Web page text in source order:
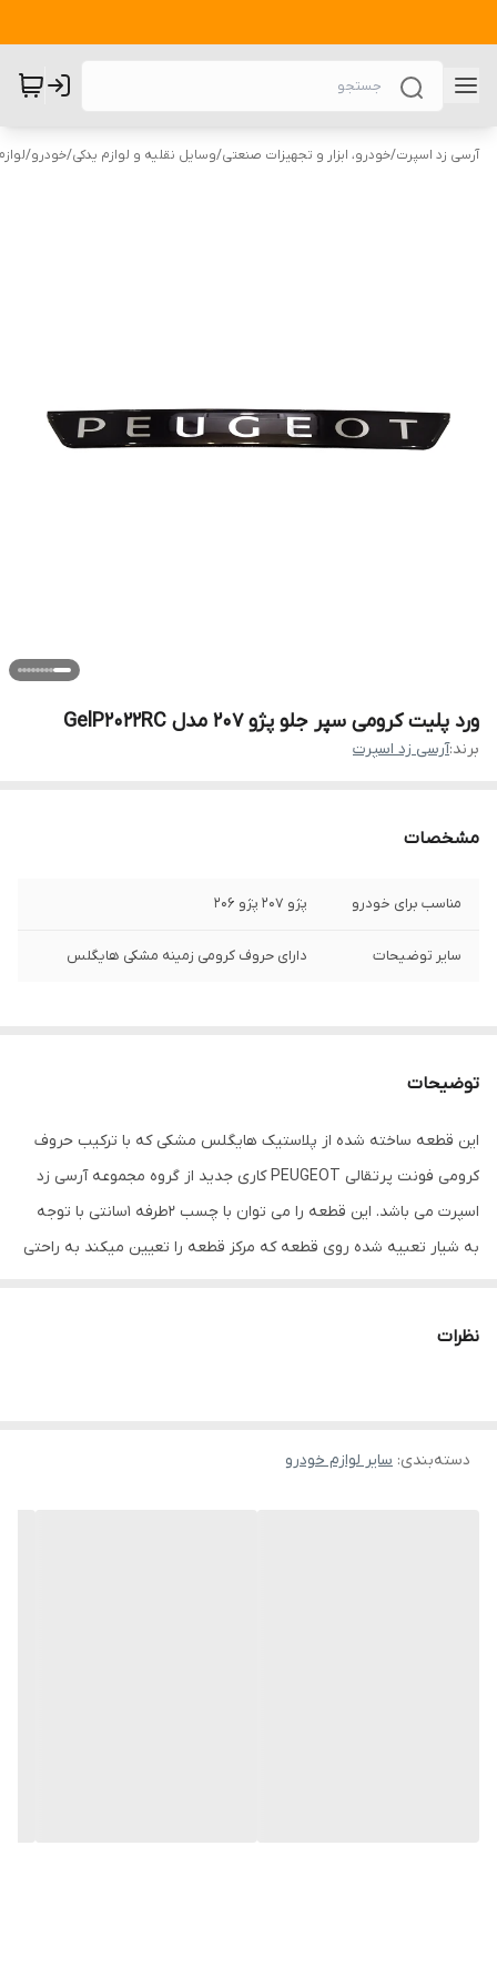
آرسی زد اسپرت/خودرو، ابزار و تجهیزات صنعتی/وسایل نقلیه و لوازم یدکی/خودرو/
ورد پلیت کرومی سپر جلو پژو 207 مدل GelP2022RC
برند:آرسی زد اسپرت
مشخصات
مناسب برای خودرو پژو 207 پژو 206
سایر توضیحات دارای حروف کرومی زمینه مشکی هایگلس
توضیحات
این قطعه ساخته شده از پلاستیک هایگلس مشکی که با ترکیب حروف
کرومی فونت پرتقالی PEUGEOT کاری جدید از گروه مجموعه آرسی زد
اسپرت می باشد. این قطعه را می توان با چسب 2طرفه 1سانتی با توجه
به شیار تعبیه شده روی قطعه که مرکز قطعه را تعیین میکند به راحتی
نظرات
دسته‌بندی: سایر لوازم خودرو